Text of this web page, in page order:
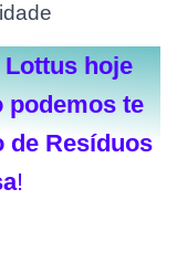
hoje
podemos te
de Resíduos
!